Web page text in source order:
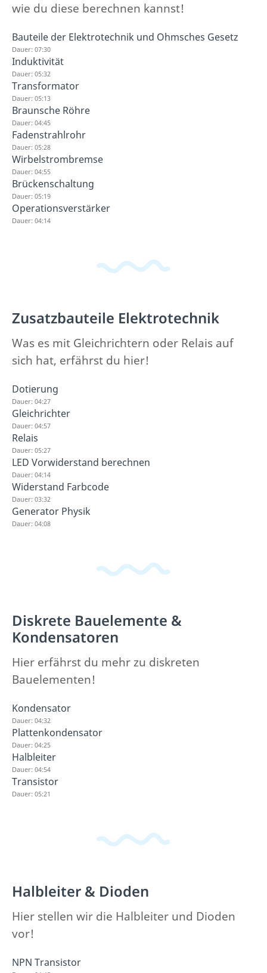
wie du diese berechnen kannst!
Bauteile der Elektrotechnik und Ohmsches Gesetz
Dauer: 07:30
Induktivität
Dauer: 05:32
Transformator
Dauer: 05:13
Braunsche Röhre
Dauer: 04:45
Fadenstrahlrohr
Dauer: 05:28
Wirbelstrombremse
Dauer: 04:55
Brückenschaltung
Dauer: 05:19
Operationsverstärker
Dauer: 04:14
Zusatzbauteile Elektrotechnik
Was es mit Gleichrichtern oder Relais auf
sich hat, erfährst du hier!
Dotierung
Dauer: 04:27
Gleichrichter
Dauer: 04:57
Relais
Dauer: 05:27
LED Vorwiderstand berechnen
Dauer: 04:14
Widerstand Farbcode
Dauer: 03:32
Generator Physik
Dauer: 04:08
Diskrete Bauelemente &
Kondensatoren
Hier erfährst du mehr zu diskreten
Bauelementen!
Kondensator
Dauer: 04:32
Plattenkondensator
Dauer: 04:25
Halbleiter
Dauer: 04:54
Transistor
Dauer: 05:21
Halbleiter & Dioden
Hier stellen wir die Halbleiter und Dioden
vor!
NPN Transistor